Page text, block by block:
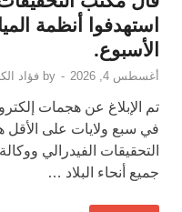
الأسبوع.
أغسطس 4, 2026 -
by فؤاد
تم الإبلاغ عن هجمات
في سبع ولايات على الأقل
التحقيقات الفيدرالي
جميع أنحاء البلاد …